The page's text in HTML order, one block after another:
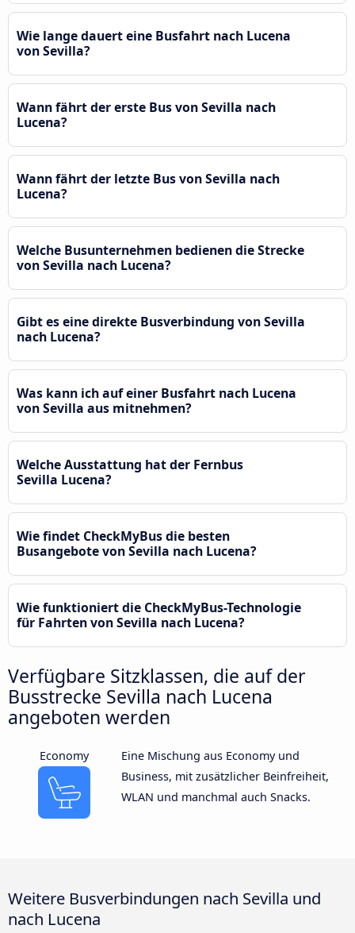
Wie lange dauert eine Busfahrt nach Lucena
von Sevilla?
Wann fährt der erste Bus von Sevilla nach
Lucena?
Wann fährt der letzte Bus von Sevilla nach
Lucena?
Welche Busunternehmen bedienen die Strecke
von Sevilla nach Lucena?
Gibt es eine direkte Busverbindung von Sevilla
nach Lucena?
Was kann ich auf einer Busfahrt nach Lucena
von Sevilla aus mitnehmen?
Welche Ausstattung hat der Fernbus
Sevilla Lucena?
Wie findet CheckMyBus die besten
Busangebote von Sevilla nach Lucena?
Wie funktioniert die CheckMyBus-Technologie
für Fahrten von Sevilla nach Lucena?
Verfügbare Sitzklassen, die auf der
Busstrecke Sevilla nach Lucena
angeboten werden
Economy
Eine Mischung aus Economy und
Business, mit zusätzlicher Beinfreiheit,
WLAN und manchmal auch Snacks.
Weitere Busverbindungen nach Sevilla und
nach Lucena